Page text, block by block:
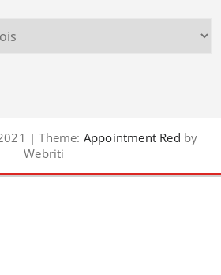
| Theme: Appointment Red by
Webriti